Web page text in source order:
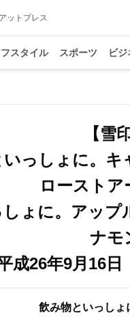
ットプレス
スタイル スポーツ ビジ
【雪
いっしょに。
ロースト
しょに。アッ
ナモ
成26年9月16